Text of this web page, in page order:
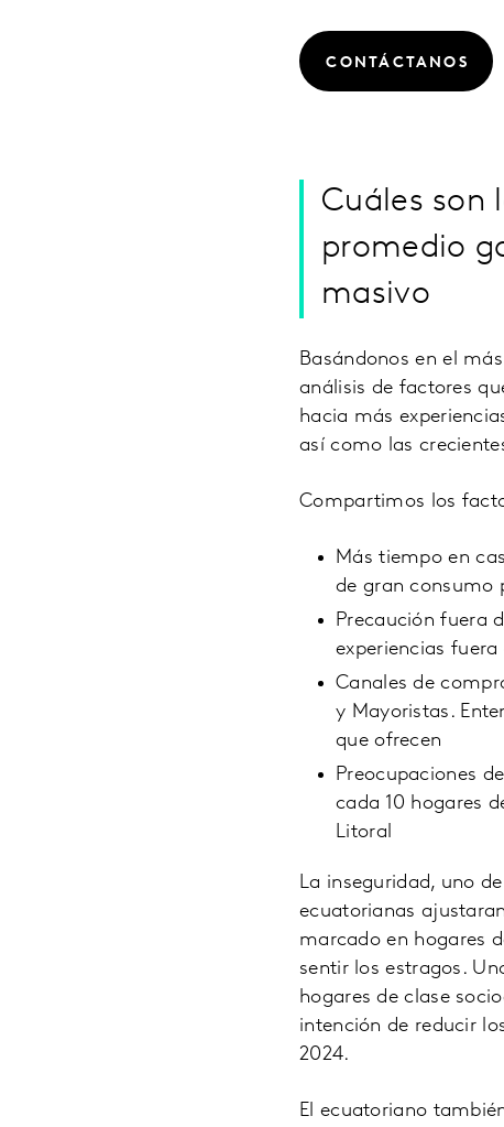
CONTÁCTANOS
Cuáles son
promedio
masivo
Basándonos en el
análisis de factores
hacia más
así como las
Compartimos los
Más tiempo en
de gran consumo
Precaución fuera
experiencias
Canales de
y Mayoristas.
que ofrecen
Preocupaciones
cada 10 hogares
Litoral
La inseguridad, uno
ecuatorianas
marcado en hogares
sentir los estragos.
hogares de clase
intención de reducir
2024.
El ecuatoriano